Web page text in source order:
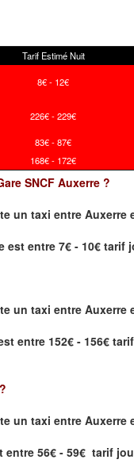
Tarif Estimé Nuit
8€ - 12€
226€ - 229€
83€ - 87€
168€ - 172€
SNCF Auxerre ?
un taxi entre Auxerre
est entre 7€ - 10€
un taxi entre Auxerre
entre 152€ - 156€
?
un taxi entre Auxerre
56€ - 59€ tarif